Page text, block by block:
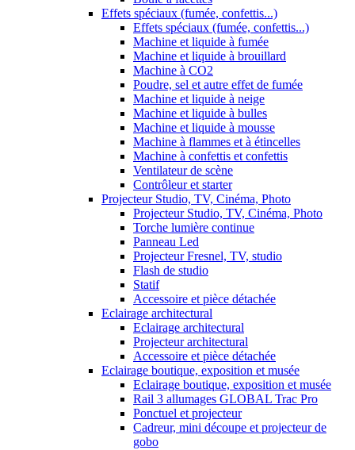
Effets spéciaux (fumée, confettis...)
Effets spéciaux (fumée, confettis...)
Machine et liquide à fumée
Machine et liquide à brouillard
Machine à CO2
Poudre, sel et autre effet de fumée
Machine et liquide à neige
Machine et liquide à bulles
Machine et liquide à mousse
Machine à flammes et à étincelles
Machine à confettis et confettis
Ventilateur de scène
Contrôleur et starter
Projecteur Studio, TV, Cinéma, Photo
Projecteur Studio, TV, Cinéma, Photo
Torche lumière continue
Panneau Led
Projecteur Fresnel, TV, studio
Flash de studio
Statif
Accessoire et pièce détachée
Eclairage architectural
Eclairage architectural
Projecteur architectural
Accessoire et pièce détachée
Eclairage boutique, exposition et musée
Eclairage boutique, exposition et musée
Rail 3 allumages GLOBAL Trac Pro
Ponctuel et projecteur
Cadreur, mini découpe et projecteur de
gobo